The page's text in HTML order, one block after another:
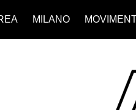
MILANO